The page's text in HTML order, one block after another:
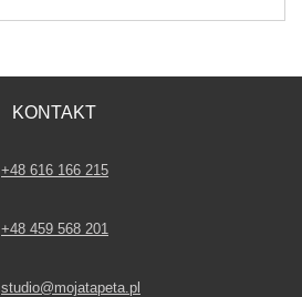
KONTAKT
+48 616 166 215
+48 459 568 201
studio@mojatapeta.pl